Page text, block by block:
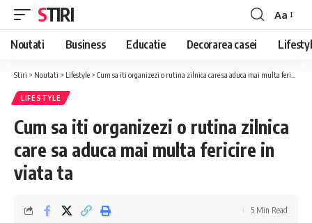
STIRI
Font
Resizer
Aa
Noutati Business Educatie Decorarea casei
Stiri > Noutati > Lifestyle > Cum sa iti organizezi o rutina zilnica care sa aduca mai multa fericire in viata ta
LIFESTYLE
Cum sa iti organizezi o rutina zilnica
care sa aduca mai multa fericire in
viata ta
5 Min Read